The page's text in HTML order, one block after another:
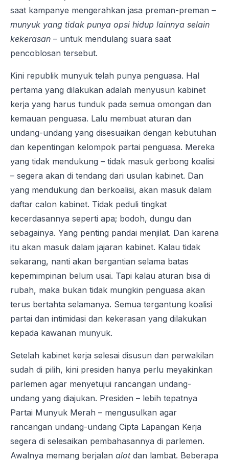
saat kampanye mengerahkan jasa preman-preman –
munyuk yang tidak punya opsi hidup lainnya selain
kekerasan – untuk mendulang suara saat
pencoblosan tersebut.
Kini republik munyuk telah punya penguasa. Hal
pertama yang dilakukan adalah menyusun kabinet
kerja yang harus tunduk pada semua omongan dan
kemauan penguasa. Lalu membuat aturan dan
undang-undang yang disesuaikan dengan kebutuhan
dan kepentingan kelompok partai penguasa. Mereka
yang tidak mendukung – tidak masuk gerbong koalisi
– segera akan di tendang dari usulan kabinet. Dan
yang mendukung dan berkoalisi, akan masuk dalam
daftar calon kabinet. Tidak peduli tingkat
kecerdasannya seperti apa; bodoh, dungu dan
sebagainya. Yang penting pandai menjilat. Dan karena
itu akan masuk dalam jajaran kabinet. Kalau tidak
sekarang, nanti akan bergantian selama batas
kepemimpinan belum usai. Tapi kalau aturan bisa di
rubah, maka bukan tidak mungkin penguasa akan
terus bertahta selamanya. Semua tergantung koalisi
partai dan intimidasi dan kekerasan yang dilakukan
kepada kawanan munyuk.
Setelah kabinet kerja selesai disusun dan perwakilan
sudah di pilih, kini presiden hanya perlu meyakinkan
parlemen agar menyetujui rancangan undang-
undang yang diajukan. Presiden – lebih tepatnya
Partai Munyuk Merah – mengusulkan agar
rancangan undang-undang Cipta Lapangan Kerja
segera di selesaikan pembahasannya di parlemen.
Awalnya memang berjalan alotdan lambat. Beberapa